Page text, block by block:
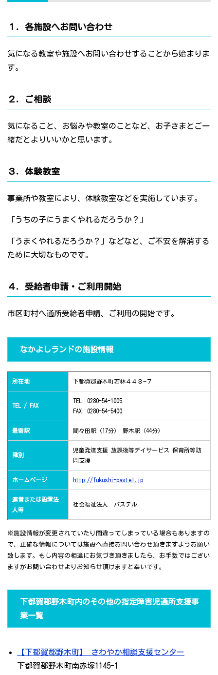
１．各施設へお問い合わせ
気になる教室や施設へお問い合わせすることから始まりま
す。
２．ご相談
気になること、お悩みや教室のことなど、お子さまとご一
緒だとよりいいかと思います。
３．体験教室
事業所や教室により、体験教室などを実施しています。
「うちの子にうまくやれるだろうか？」
「うまくやれるだろうか？」などなど、ご不安を解消する
ために大切なものです。
４．受給者申請・ご利用開始
市区町村へ通所受給者申請、ご利用の開始です。
なかよしランドの施設情報
所在地 下都賀郡野木町若林４４３−７
TEL / FAX
TEL: 0280-54-1005
FAX: 0280-54-5400
最寄駅 間々田駅（17分） 野木駅（44分）
種別
児童発達支援 放課後等デイサービス 保育所等訪
問支援
ホームページ http://fukushi-pastel.jp
運営または設置法
人等
社会福祉法人 パステル
※施設情報が変更されていたり間違ってしまっている場合もありますの
で、正確な情報については施設へ直接お問い合わせ頂きますようお願い
致します。もし内容の相違にお気づき頂きましたら、お手数ではござい
ますがお問い合わせよりお知らせ頂けますと幸いです。
下都賀郡野木町内のその他の指定障害児通所支援事
業一覧
【下都賀郡野木町】 さわやか相談支援センター
下都賀郡野木町南赤塚1145-1